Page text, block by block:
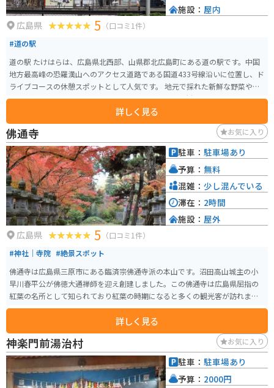
広島県 5 （口コミ1件）
#道の駅
道の駅 たけはらは、広島県北西部、山県郡北広島町にある道の駅です。中国
地方最高峰の恐羅漢山へのアクセス道路である国道433号線沿いに位置し、ド
ライブコースの休憩スポットとして人気です。 地元で採れた新鮮な野菜や特
産品が販売されており、レストランでは、地元産の食材をふんだんに使った
料理を楽しむことができます。周辺には、スキー場やキャンプ場などのレジ
ャー施設も充実しており、四季折々の自然を楽しむことができます。 バイク
でのツーリングにも最適な場所で、中国山地のワインディングロードを満喫
することができます。道の駅には、バイクスタンドや休憩スペースも完備さ
れており、ツーリングの拠点としてもおすすめです。道の駅たけはらで、自
然と触れ合いながら、ゆったりとした時間を過ごしてみてはいかがでしょう
か？
詳しく見る
施設： 屋内
佛通寺 お気に入り
広島県 5 （口コミ1件）
#神社｜寺院 #絶景スポット
佛通寺は広島県三原市にある臨済宗佛通寺派の本山です。沼田高山城主の小
早川春平公が佛徳大通禅師を迎え創建しました。この佛通寺は広島県屈指の
紅葉の名所として知られており紅葉の時期になると多くの観光客が訪れま
す。
詳しく見る
駐車： 駐車場あり
予算： 無料
混雑： 少し混んでいる
滞在： 2時間
施設： 屋外
神楽門前湯治村 お気に入り
駐車： 駐車場あり
予算： 2000円